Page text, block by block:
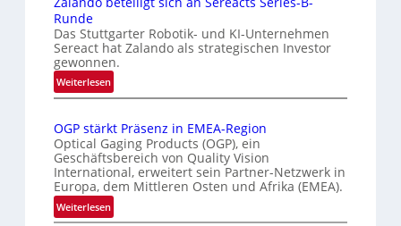
k
n
n
g
t
s
r
e
K
o
n
n
e
r
n
a
o
n
a
l
V
Runde
Das Stuttgarter Robotik- und KI-Unternehmen
Sereact hat Zalando als strategischen Investor
gewonnen.
Weiterlesen:
Z
l
a
n
d
o
b
OGP stärkt Präsenz in EMEA-Region
Optical Gaging Products (OGP), ein
Geschäftsbereich von Quality Vision
International, erweitert sein Partner-Netzwerk in
Europa, dem Mittleren Osten und Afrika (EMEA).
Weiterlesen:
O